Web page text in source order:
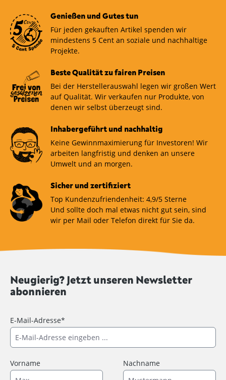
Genießen und Gutes tun
Für jeden gekauften Artikel spenden wir
mindestens 5 Cent an soziale und nachhaltige
Projekte.
Beste Qualität zu fairen Preisen
Bei der Herstellerauswahl legen wir großen Wert
auf Qualität. Wir verkaufen nur Produkte, von
denen wir selbst überzeugt sind.
Inhabergeführt und nachhaltig
Keine Gewinnmaximierung für Investoren! Wir
arbeiten langfristig und denken an unsere
Umwelt und an morgen.
Sicher und zertifiziert
Top Kundenzufriendenheit: 4,9/5 Sterne
Und sollte doch mal etwas nicht gut sein, sind
wir per Mail oder Telefon direkt für Sie da.
Neugierig? Jetzt unseren Newsletter
abonnieren
E-Mail-Adresse*
Vorname Nachname